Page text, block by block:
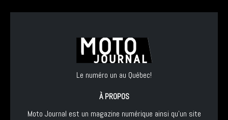
Le numéro un au Québec!
À PROPOS
Moto Journal est un magazine numérique ainsi qu'un site